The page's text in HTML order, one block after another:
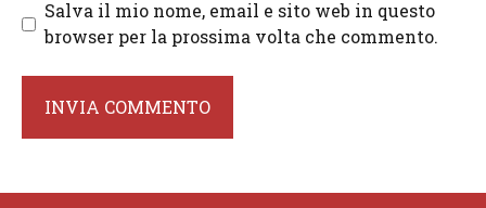
Salva il mio nome, email e sito web in questo
browser per la prossima volta che commento.